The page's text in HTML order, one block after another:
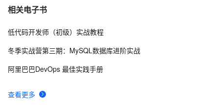
7 SQL如何实现Excel的分列功能(按指定符号进行分割)？
8 EXCEL二级数据有效性的设置问题
相关电子书
查看更多
低代码开发师（初级）实战教程
冬季实战营第三期：MySQL数据库进阶实战
阿里巴巴DevOps 最佳实践手册